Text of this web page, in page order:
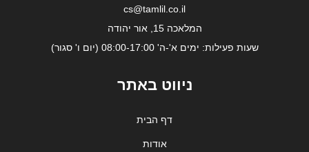
cs@tamlil.co.il
המלאכה 15, אור יהודה
שעות פעילות: ימים א'-ה' 08:00-17:00 (יום ו' סגור)
ניווט באתר
דף הבית
אודות